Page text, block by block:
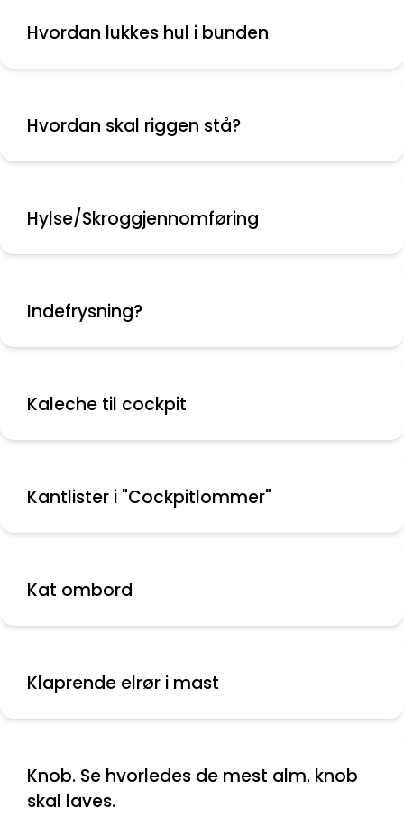
Hvordan lukkes hul i bunden
Hvordan skal riggen stå?
Hylse/Skroggjennomføring
Indefrysning?
Kaleche til cockpit
Kantlister i "Cockpitlommer"
Kat ombord
Klaprende elrør i mast
Knob. Se hvorledes de mest alm. knob
skal laves.